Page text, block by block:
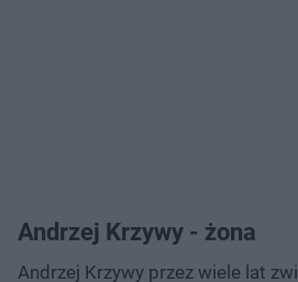
Andrzej Krzywy - żona
Andrzej Krzywy przez wiele lat